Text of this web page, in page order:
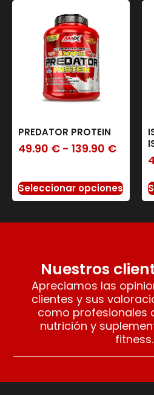
PREDATOR PROTEIN
49.90 € - 139.90 €
Seleccionar opciones
Nuestros
Apreciamos las
clientes y sus
como profesionales
nutrición y
fitness.